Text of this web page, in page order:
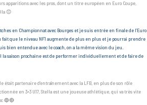
apparitions avec les pros, dont un titre européen en Euro Coupe,
😊
en Championnat avec Bourges et je suis entrée en finale de l’Euro
fait que le niveau NF1 augmente de plus en plus et je pourrai prendre
bien entendue avec le coach, on a la même vision du jeu.
la saison prochaine est de performer individuellement et de faire de
était partenaire d’entraînement avec la LFB, en plus de son rôle
en 3×3 U17, Stella est une joueuse athlétique, qui va très vite
🔵🔴